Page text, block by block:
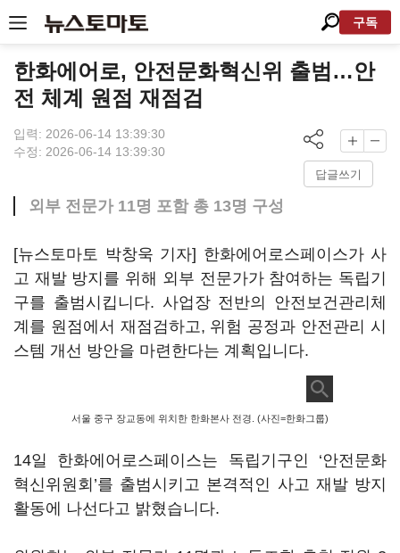
구독
한화에어로, 안전문화혁신위 출범…안
전 체계 원점 재점검
입력: 2026-06-14 13:39:30
수정: 2026-06-14 13:39:30
답글쓰기
외부 전문가 11명 포함 총 13명 구성
[뉴스토마토 박창욱 기자] 한화에어로스페이스가 사
고 재발 방지를 위해 외부 전문가가 참여하는 독립기
구를 출범시킵니다. 사업장 전반의 안전보건관리체
계를 원점에서 재점검하고, 위험 공정과 안전관리 시
스템 개선 방안을 마련한다는 계획입니다.
서울 중구 장교동에 위치한 한화본사 전경. (사진=한화그룹)
14일 한화에어로스페이스는 독립기구인 ‘안전문화
혁신위원회’를 출범시키고 본격적인 사고 재발 방지
활동에 나선다고 밝혔습니다.